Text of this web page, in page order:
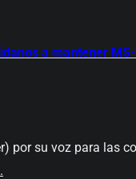
a mantener MS-
por su voz para las